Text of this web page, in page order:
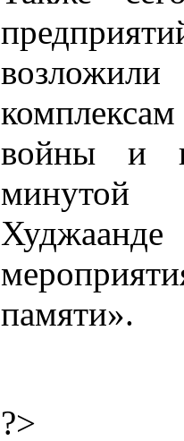
войны и
минутой
памяти».
?>